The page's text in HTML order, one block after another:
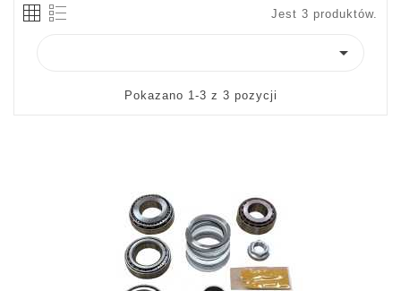
Jest 3 produktów.

Pokazano 1-3 z 3 pozycji